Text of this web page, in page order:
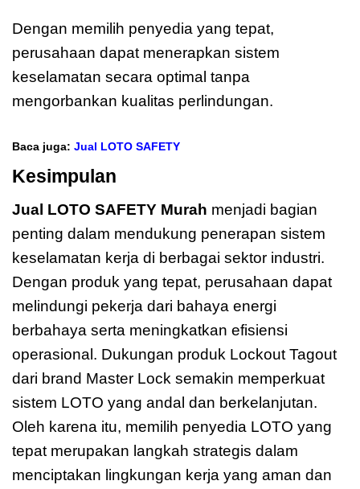
Dengan memilih penyedia yang tepat,
perusahaan dapat menerapkan sistem
keselamatan secara optimal tanpa
mengorbankan kualitas perlindungan.
Baca juga: Jual LOTO SAFETY
Kesimpulan
Jual LOTO SAFETY Murah menjadi bagian
penting dalam mendukung penerapan sistem
keselamatan kerja di berbagai sektor industri.
Dengan produk yang tepat, perusahaan dapat
melindungi pekerja dari bahaya energi
berbahaya serta meningkatkan efisiensi
operasional. Dukungan produk Lockout Tagout
dari brand Master Lock semakin memperkuat
sistem LOTO yang andal dan berkelanjutan.
Oleh karena itu, memilih penyedia LOTO yang
tepat merupakan langkah strategis dalam
menciptakan lingkungan kerja yang aman dan